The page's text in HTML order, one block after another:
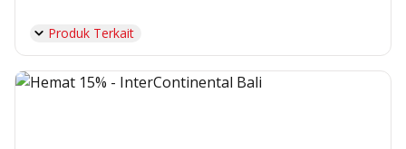
Produk Terkait